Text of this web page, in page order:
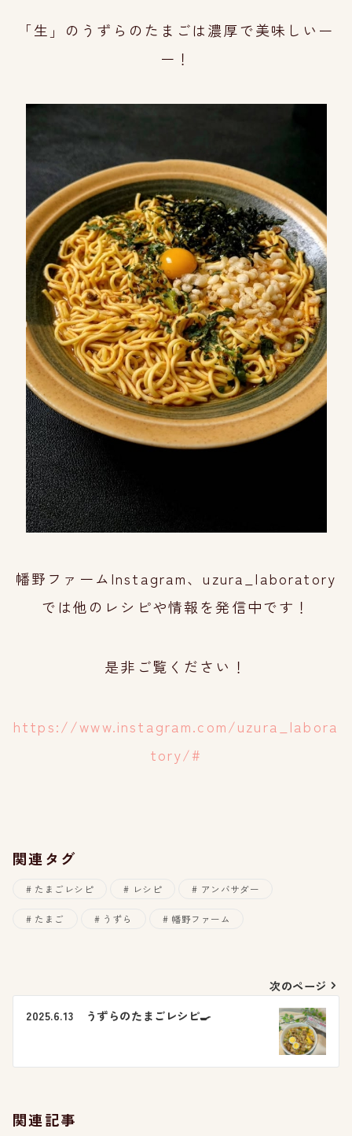
「生」のうずらのたまごは濃厚で美味しいー
ー！
幡野ファームInstagram、uzura_laboratory
では他のレシピや情報を発信中です！
是非ご覧ください！
https://www.instagram.com/uzura_labora
tory/#
関連タグ
たまごレシピ レシピ アンバサダー
たまご うずら 幡野ファーム
稿
ゲ
次のページ
2025.6.13 うずらのたまごレシピ🍳
関連記事